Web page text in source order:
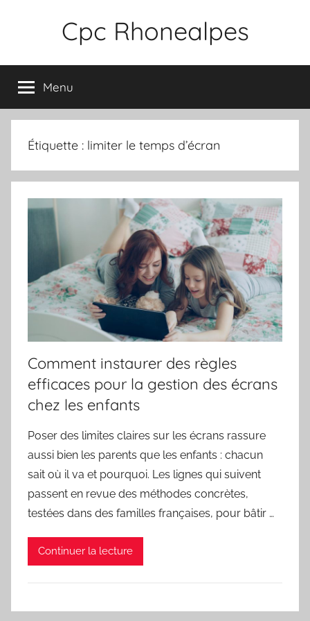
Cpc Rhonealpes
Menu
Étiquette : limiter le temps d’écran
Comment instaurer des règles
efficaces pour la gestion des écrans
chez les enfants
Poser des limites claires sur les écrans rassure
aussi bien les parents que les enfants : chacun
sait où il va et pourquoi. Les lignes qui suivent
passent en revue des méthodes concrètes,
testées dans des familles françaises, pour bâtir …
Continuer la lecture